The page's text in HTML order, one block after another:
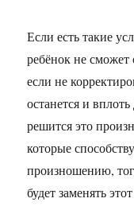
Если есть такие
ребёнок не сможет
если не
останется и
решится это
которые
произношению,
будет заменять